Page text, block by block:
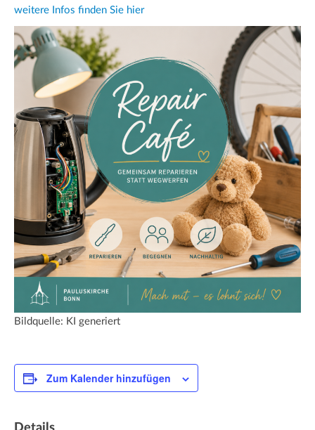
weitere Infos finden Sie hier
Bildquelle: KI generiert
Zum Kalender hinzufügen